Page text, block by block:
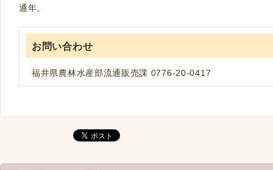
通年。
お問い合わせ
福井県農林水産部流通販売課 0776-20-0417